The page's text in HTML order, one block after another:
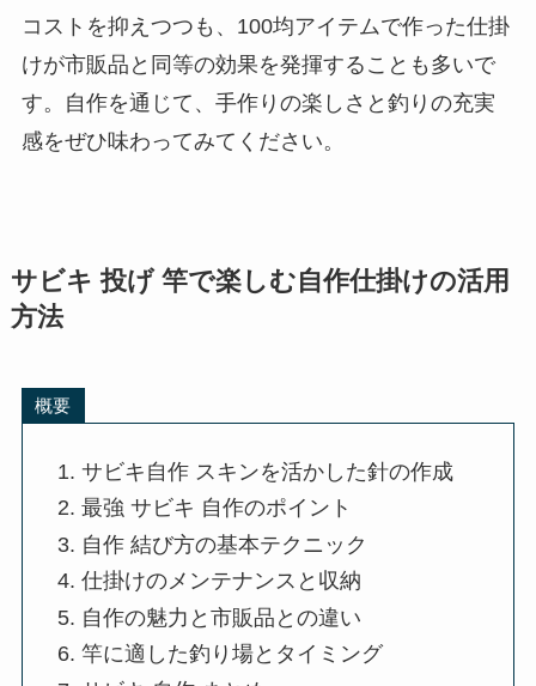
コストを抑えつつも、100均アイテムで作った仕掛
けが市販品と同等の効果を発揮することも多いで
す。自作を通じて、手作りの楽しさと釣りの充実
感をぜひ味わってみてください。
サビキ 投げ 竿で楽しむ自作仕掛けの活用
方法
概要
サビキ自作 スキンを活かした針の作成
最強 サビキ 自作のポイント
自作 結び方の基本テクニック
仕掛けのメンテナンスと収納
自作の魅力と市販品との違い
竿に適した釣り場とタイミング